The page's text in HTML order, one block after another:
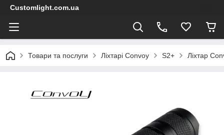
Customlight.com.ua
Товари та послуги Ліхтарі Convoy S2+ Ліхтар